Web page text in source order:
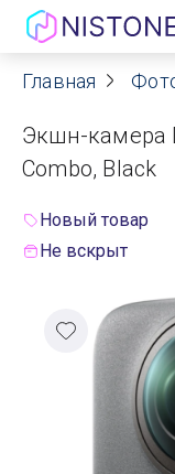
Акции
О нас
Договор
Гарантия
Главная
Экшн-камера
Combo, Black
Новый товар
Не вскрыт